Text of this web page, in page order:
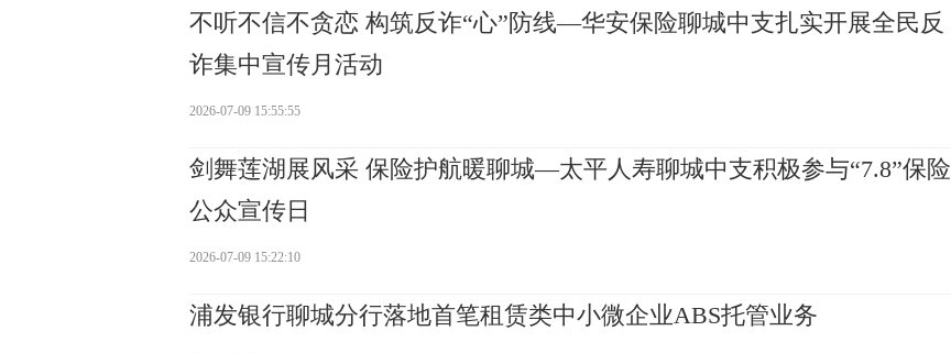
不听不信不贪恋 构筑反诈“心”防线—华安保险聊城中支扎实开展全民反
诈集中宣传月活动
2026-07-09 15:55:55
剑舞莲湖展风采 保险护航暖聊城—太平人寿聊城中支积极参与“7.8”保险
公众宣传日
2026-07-09 15:22:10
浦发银行聊城分行落地首笔租赁类中小微企业ABS托管业务